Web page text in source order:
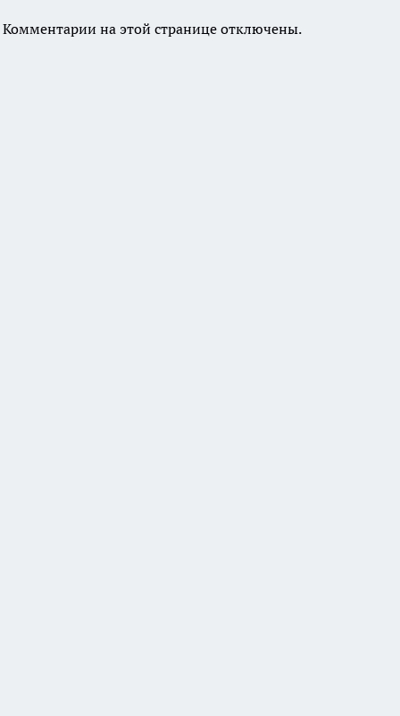
Комментарии на этой странице отключены.